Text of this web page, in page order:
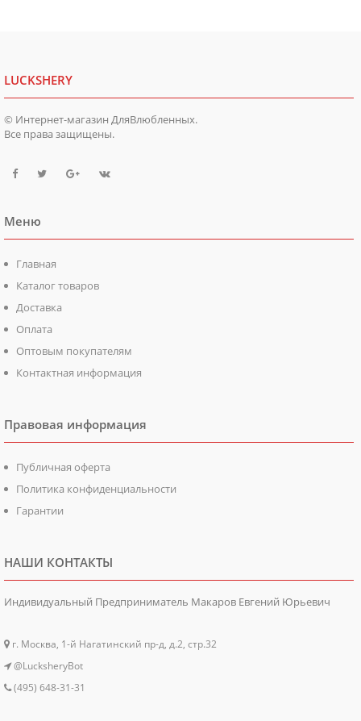
LUCKSHERY
© Интернет-магазин ДляВлюбленных.
Все права защищены.
Меню
Главная
Каталог товаров
Доставка
Оплата
Оптовым покупателям
Контактная информация
Правовая информация
Публичная оферта
Политика конфиденциальности
Гарантии
НАШИ КОНТАКТЫ
Индивидуальный Предприниматель Макаров Евгений Юрьевич
г. Москва, 1-й Нагатинский пр-д, д.2, стр.32
@LucksheryBot
(495) 648-31-31